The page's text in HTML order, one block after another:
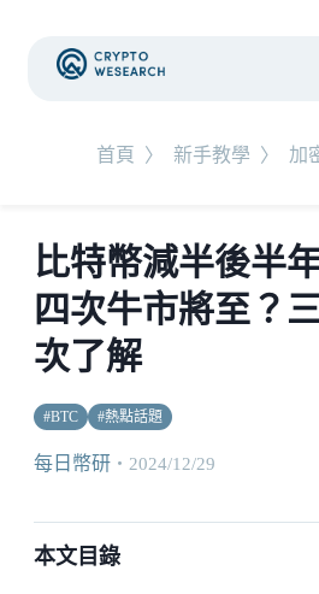
首頁 〉 新手教學 〉 加
比特幣減半後半
四次牛市將至？
次了解
#BTC #熱點話題
每日幣研 ・ 2024/12/29
本文目錄